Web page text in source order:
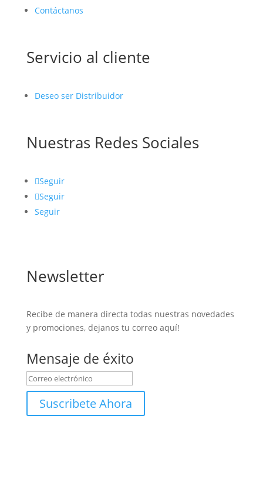
Contáctanos
Servicio al cliente
Deseo ser Distribuidor
Nuestras Redes Sociales
Seguir
Seguir
Seguir
Newsletter
Recibe de manera directa todas nuestras novedades
y promociones, dejanos tu correo aquí!
Mensaje de éxito
Suscribete Ahora